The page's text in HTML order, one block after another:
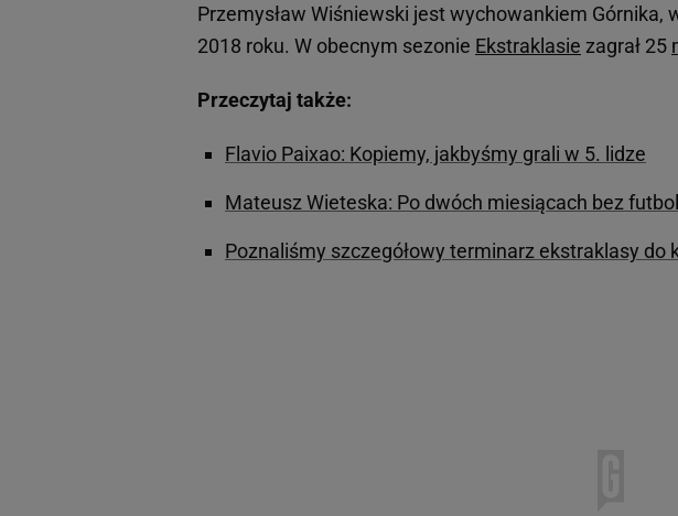
Przemysław Wiśniewski jest wychowankiem Górnika,
2018 roku. W obecnym sezonie Ekstraklasie zagrał 25
Przeczytaj także:
Flavio Paixao: Kopiemy, jakbyśmy grali w 5. lidze
Mateusz Wieteska: Po dwóch miesiącach bez
Poznaliśmy szczegółowy terminarz ekstraklasy do